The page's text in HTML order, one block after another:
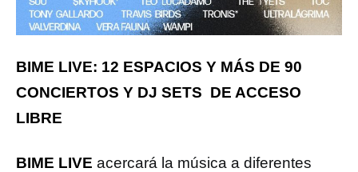
BIME LIVE: 12 ESPACIOS Y MÁS DE 90
CONCIERTOS Y DJ SETS DE ACCESO
LIBRE
BIME LIVE acercará la música a diferentes